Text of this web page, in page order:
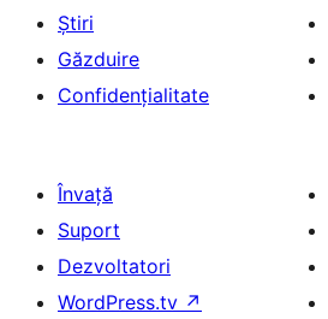
Știri
Găzduire
Confidențialitate
Învață
Suport
Dezvoltatori
WordPress.tv ↗